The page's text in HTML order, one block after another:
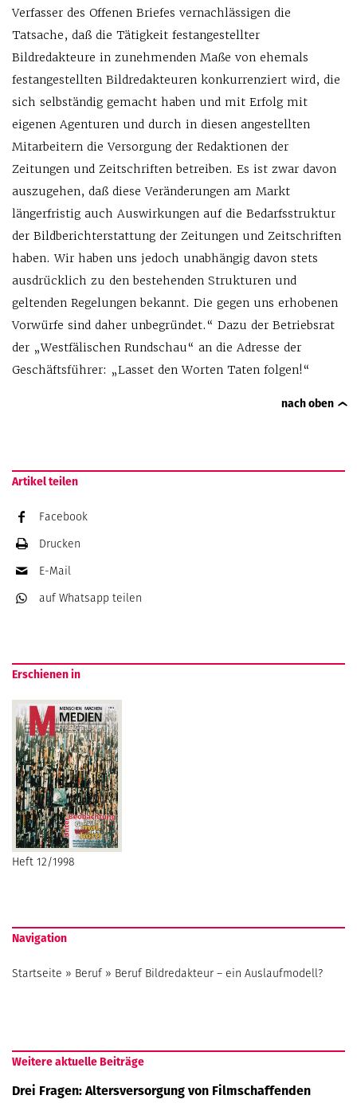
Verfasser des Offenen Briefes vernachlässigen die
Tatsache, daß die Tätigkeit festangestellter
Bildredakteure in zunehmenden Maße von ehemals
festangestellten Bildredakteuren konkurrenziert wird, die
sich selbständig gemacht haben und mit Erfolg mit
eigenen Agenturen und durch in diesen angestellten
Mitarbeitern die Versorgung der Redaktionen der
Zeitungen und Zeitschriften betreiben. Es ist zwar davon
auszugehen, daß diese Veränderungen am Markt
längerfristig auch Auswirkungen auf die Bedarfsstruktur
der Bildberichterstattung der Zeitungen und Zeitschriften
haben. Wir haben uns jedoch unabhängig davon stets
ausdrücklich zu den bestehenden Strukturen und
geltenden Regelungen bekannt. Die gegen uns erhobenen
Vorwürfe sind daher unbegründet.“ Dazu der Betriebsrat
der „Westfälischen Rundschau“ an die Adresse der
Geschäftsführer: „Lasset den Worten Taten folgen!“
nach oben
Artikel teilen
Facebook
Drucken
E-Mail
auf Whatsapp teilen
Erschienen in
Heft 12/1998
Navigation
Startseite » Beruf» Beruf Bildredakteur – ein Auslaufmodell?
Weitere aktuelle Beiträge
Drei Fragen: Altersversorgung von Filmschaffenden